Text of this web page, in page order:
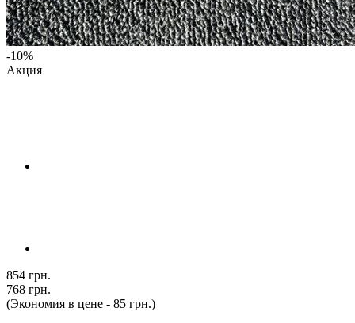
-10%
Акция
854 грн.
768 грн.
(Экономия в цене - 85 грн.)